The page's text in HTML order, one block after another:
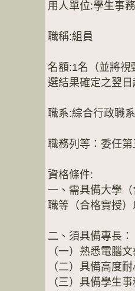
用人單位:學生事
職稱:組員
名額:1名（並將視
選結果確定之翌
職系:綜合行政職系
職務列等：委任
資格條件:
一、需具備大學
職等（合格實授
二、須具備專長：
（一）熟悉電腦
（二）具備高度
（三）具備學生